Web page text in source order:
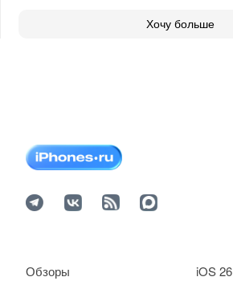
Хочу больше
iOS 26
Обзоры